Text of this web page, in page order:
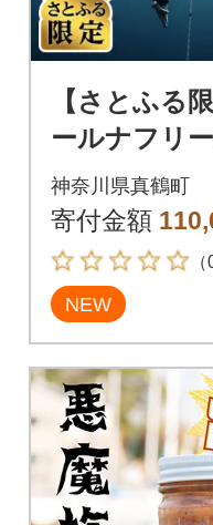
【さとふる
ールナフリ
ングスクール
券(30,000円)
神奈川県真鶴町
寄付金額
（
NEW